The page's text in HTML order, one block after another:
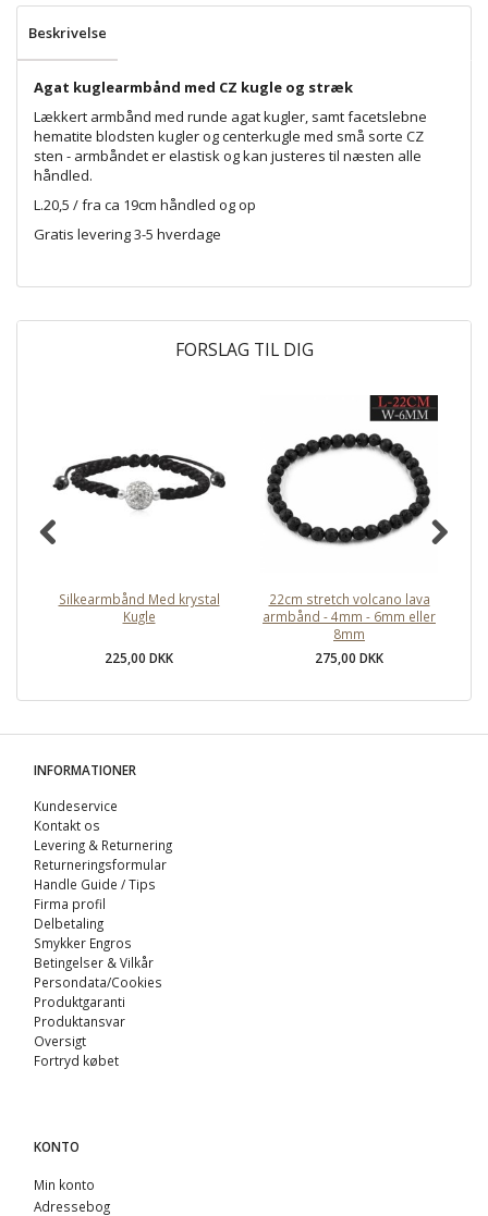
Beskrivelse
Agat kuglearmbånd med CZ kugle og stræk
Lækkert armbånd med runde agat kugler, samt facetslebne
hematite blodsten kugler og centerkugle med små sorte CZ
sten - armbåndet er elastisk og kan justeres til næsten alle
håndled.
L.20,5 / fra ca 19cm håndled og op
Gratis levering 3-5 hverdage
FORSLAG TIL DIG
Silkearmbånd Med krystal
Kugle
225,00 DKK
22cm stretch volcano lava
armbånd - 4mm - 6mm eller
8mm
275,00 DKK
INFORMATIONER
Kundeservice
Kontakt os
Levering & Returnering
Returneringsformular
Handle Guide / Tips
Firma profil
Delbetaling
Smykker Engros
Betingelser & Vilkår
Persondata/Cookies
Produktgaranti
Produktansvar
Oversigt
Fortryd købet
KONTO
Min konto
Adressebog